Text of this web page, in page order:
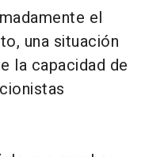
el
una situación
la capacidad de